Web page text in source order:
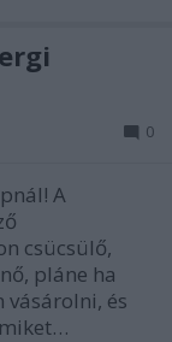
0
A
csücsülő,
pláne ha
vásárolni, és